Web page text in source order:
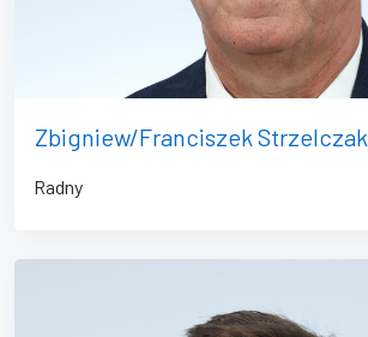
Zbigniew/Franciszek Strzelczak
Radny